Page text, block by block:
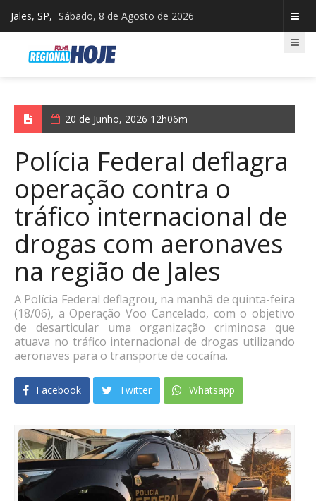
Jales, SP, Sábado, 8 de Agosto de 2026
20 de Junho, 2026 12h06m
Polícia Federal deflagra
operação contra o
tráfico internacional de
drogas com aeronaves
na região de Jales
A Polícia Federal deflagrou, na manhã de quinta-feira
(18/06), a Operação Voo Cancelado, com o objetivo
de desarticular uma organização criminosa que
atuava no tráfico internacional de drogas utilizando
aeronaves para o transporte de cocaína.
Facebook Twitter Whatsapp